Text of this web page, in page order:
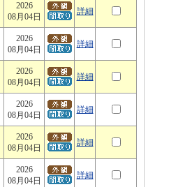
2026
08月04日
詳細
2026
08月04日
詳細
2026
08月04日
詳細
2026
08月04日
詳細
2026
08月04日
詳細
2026
08月04日
詳細